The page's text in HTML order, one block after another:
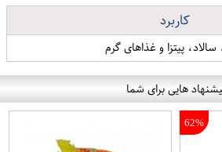
کاربرد
پیتزا و غذاهای گرم
هایی برای شما
62%